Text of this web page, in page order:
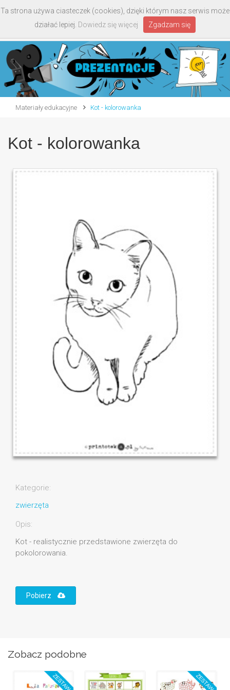
Materiały edukacyjne Kot - kolorowanka
Kot - kolorowanka
Kategorie:
zwierzęta
Opis:
Kot - realistycznie przedstawione zwierzęta do
pokolorowania.
Pobierz
Zobacz podobne
Ta strona używa ciasteczek (cookies), dzięki którym nasz serwis może
działać lepiej. Dowiedz się więcej Zgadzam się